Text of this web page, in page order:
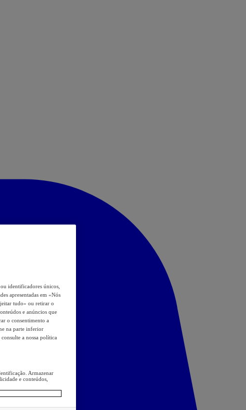
identificadores únicos,
apresentadas em «Nós
tudo» ou retirar o
e anúncios que
o consentimento a
na parte inferior
a nossa política
Armazenar
e conteúdos,